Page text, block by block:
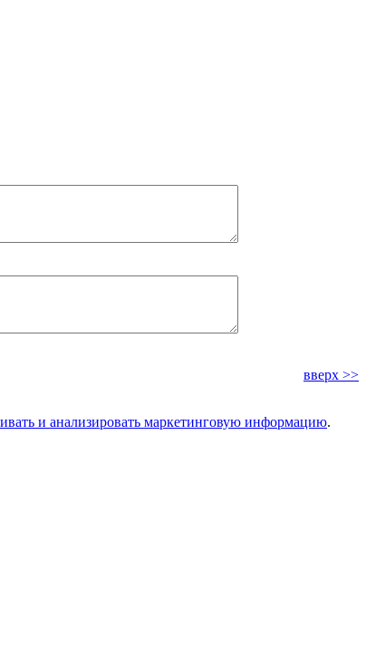
вверх >>
и анализировать маркетинговую информацию.